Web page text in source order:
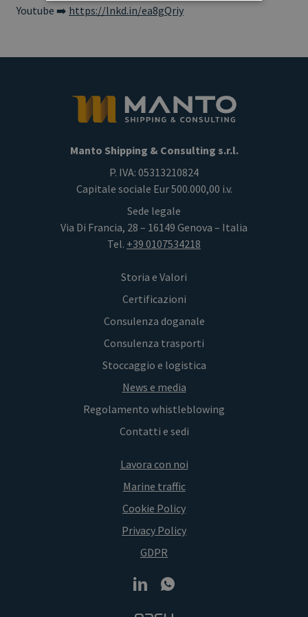
Youtube ➡️ https://lnkd.in/ea8gQriy
Manto Shipping & Consulting s.r.l.
P. IVA: 05313210824
Capitale sociale Eur 500.000,00 i.v.
Sede legale
Via Di Francia, 28 – 16149 Genova – Italia
Tel. +39 0107534218
Storia e Valori
Certificazioni
Consulenza doganale
Consulenza trasporti
Stoccaggio e logistica
News e media
Regolamento whistleblowing
Contatti e sedi
Lavora con noi
Marine traffic
Cookie Policy
Privacy Policy
GDPR